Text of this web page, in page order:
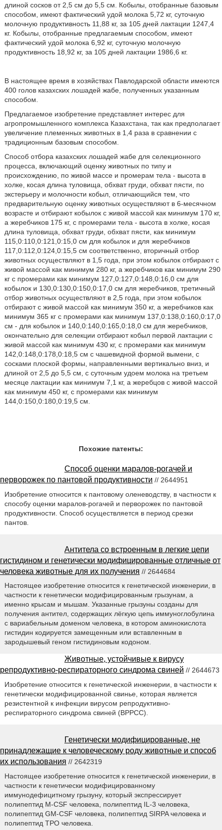
длиной сосков от 2,5 см до 5,5 см. Кобылы, отобранные базовым
способом, имеют фактический удой молока 5,72 кг, суточную
молочную продуктивность 11,88 кг, за 105 дней лактации 1247,4
кг. Кобылы, отобранные предлагаемым способом, имеют
фактический удой молока 6,92 кг, суточную молочную
продуктивность 18,92 кг, за 105 дней лактации 1986,6 кг.
В настоящее время в хозяйствах Павлодарской области имеются
400 голов казахских лошадей жабе, полученных указанным
способом.
Предлагаемое изобретение представляет интерес для
агропромышленного комплекса Казахстана, так как предполагает
увеличение племенных животных в 1,4 раза в сравнении с
традиционным базовым способом.
Способ отбора казахских лошадей жабе для селекционного
процесса, включающий оценку животных по типу и
происхождению, по живой массе и промерам тела - высота в
холке, косая длина туловища, обхват груди, обхват пясти, по
экстерьеру и молочности кобыл, отличающийся тем, что
предварительную оценку животных осуществляют в 6-месячном
возрасте и отбирают кобылок с живой массой как минимум 170 кг,
а жеребчиков 175 кг, с промерами тела - высота в холке, косая
длина туловища, обхват груди, обхват пясти, как минимум
115,0:110,0:121,0:15,0 см для кобылок и для жеребчиков
117,0:112,0:124,0:15,5 см соответственно, вторичный отбор
животных осуществляют в 1,5 года, при этом кобылок отбирают с
живой массой как минимум 280 кг, а жеребчиков как минимум 290
кг с промерами как минимум 127,0:127,0:148,0:16,0 см для
кобылок и 130,0:130,0:150,0:17,0 см для жеребчиков, третичный
отбор животных осуществляют в 2,5 года, при этом кобылок
отбирают с живой массой как минимум 350 кг, а жеребчиков как
минимум 365 кг с промерами как минимум 137,0:138,0:160,0:17,0
см - для кобылок и 140,0:140,0:165,0:18,0 см для жеребчиков,
окончательно для селекции отбирают кобыл первой лактации с
живой массой как минимум 430 кг, с промерами как минимум
142,0:148,0:178,0:18,5 см с чашевидной формой вымени, с
сосками плоской формы, направленными вертикально вниз, и
длиной от 2,5 до 5,5 см, с суточным удоем молока на третьем
месяце лактации как минимум 7,1 кг, а жеребцов с живой массой
как минимум 450 кг, с промерами как минимум
144,0:150,0:180,0:19,5 см.
Похожие патенты:
Способ оценки маралов-рогачей и
перворожек по пантовой продуктивности // 2644951
Изобретение относится к пантовому оленеводству, в частности к
способу оценки маралов-рогачей и перворожек по пантовой
продуктивности. Способ осуществляется в период срезки
пантов.
Антитела со встроенным в легкие цепи
гистидином и генетически модифицированные отличные от
человека животные для их получения // 2644684
Настоящее изобретение относится к генетической инженерии, в
частности к генетически модифицированным грызунам, а
именно крысам и мышам. Указанные грызуны созданы для
получения антител, содержащих лёгкую цепь иммуноглобулина
с вариабельным доменом человека, в котором аминокислота
гистидин кодируется замещенным или вставленным в
зародышевый геном гистидиновым кодоном.
Животные, устойчивые к вирусу
репродуктивно-респираторного синдрома свиней // 2644673
Изобретение относится к генетической инженерии, в частности к
генетически модифицированной свинье, которая является
резистентной к инфекции вирусом репродуктивно-
респираторного синдрома свиней (ВРРСС).
Генетически модифицированные, не
принадлежащие к человеческому роду животные и способ
их использования // 2642319
Настоящее изобретение относится к генетической инженерии, в
частности к генетически модифицированному
иммунодефицитному грызуну, который экспрессирует
полипептид M-CSF человека, полипептид IL-3 человека,
полипептид GM-CSF человека, полипептид SIRPA человека и
полипептид ТРО человека.